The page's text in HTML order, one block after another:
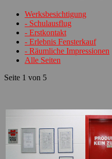
Werksbesichtigung
- Schulausflug
- Erstkontakt
- Erlebnis Fensterkauf
- Räumliche Impressionen
Alle Seiten
Seite 1 von 5